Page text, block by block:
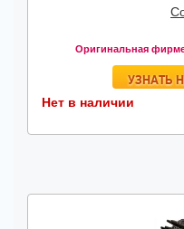
Оригинальная
УЗНАТЬ
Нет в наличии